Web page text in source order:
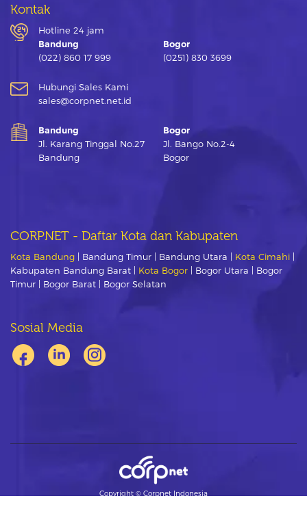
Kontak
Hotline 24 jam
Bandung
(022) 860 17 999
Bogor
(0251) 830 3699
Hubungi Sales Kami
sales@corpnet.net.id
Bandung
Jl. Karang Tinggal No.27
Bandung
Bogor
Jl. Bango No.2-4
Bogor
CORPNET - Daftar Kota dan Kabupaten
Kota Bandung | Bandung Timur | Bandung Utara | Kota Cimahi
Kabupaten Bandung Barat | Kota Bogor | Bogor Utara | Bogor
Timur | Bogor Barat | Bogor Selatan
Sosial Media
Copyright © Corpnet Indonesia